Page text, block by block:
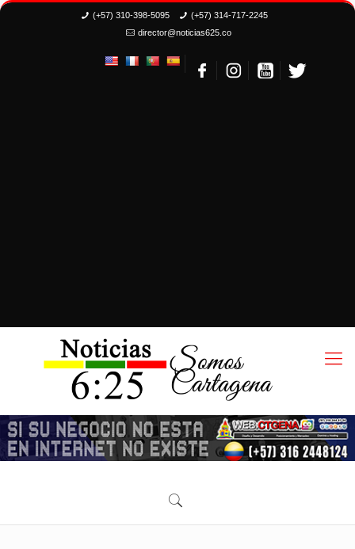
(+57) 310-398-5095
(+57) 314-717-2245
director@noticias625.co